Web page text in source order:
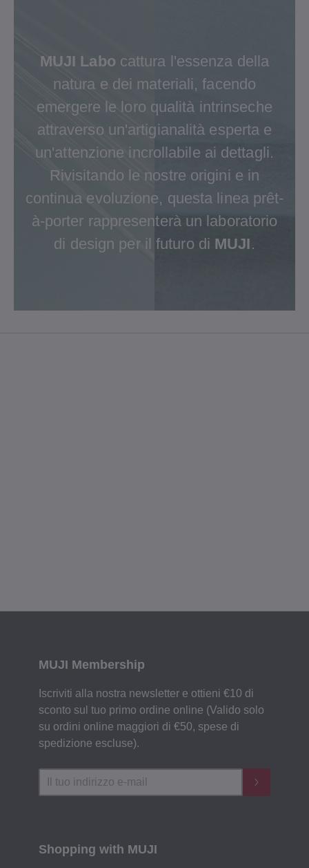
MUJI Labo cattura l'essenza della
natura e dei materiali, facendo
emergere le loro qualità intrinseche
attraverso un'artigianalità esperta e
un'attenzione incrollabile ai dettagli.
Rivisitando le nostre origini e in
continua evoluzione, questa linea prêt-
à-porter rappresenterà un laboratorio
di design per il futuro di MUJI.
Shopping with MUJI
MUJI Membership
Iscriviti alla nostra newsletter e ottieni €10 di
sconto sul tuo primo ordine online (Valido solo
su ordini online maggiori di €50, spese di
spedizione escluse).